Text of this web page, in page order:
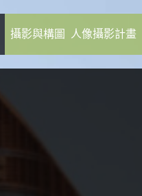
攝影與構圖 人像攝影計畫